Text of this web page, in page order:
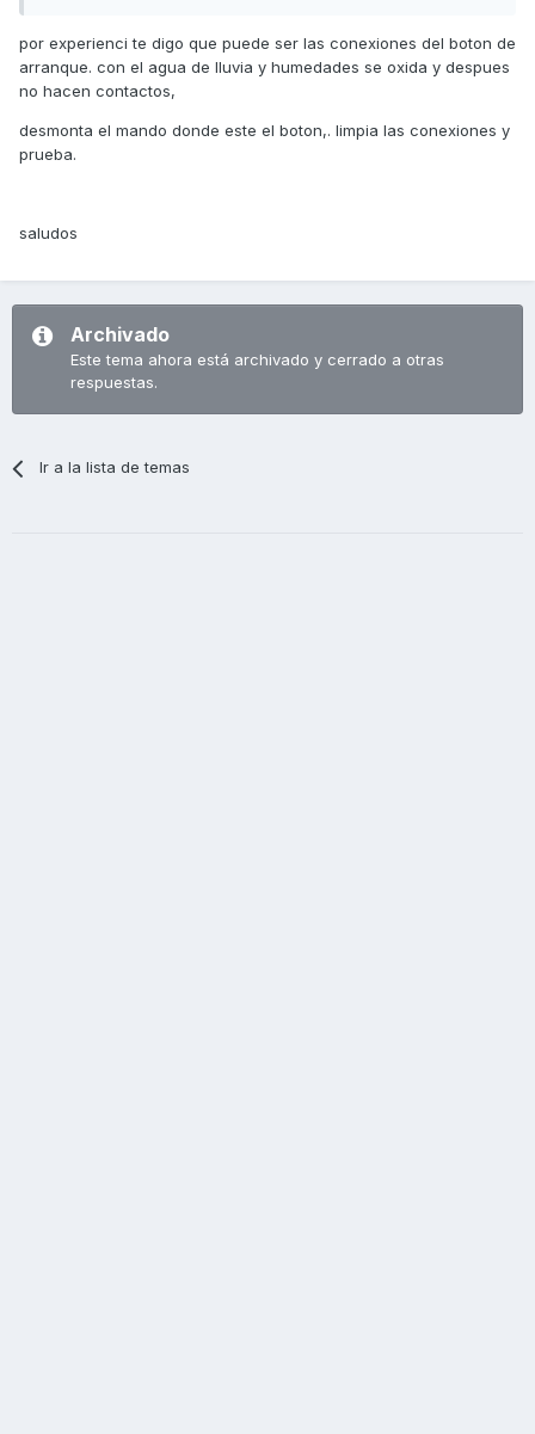
por experienci te digo que puede ser las conexiones del boton de
arranque. con el agua de lluvia y humedades se oxida y despues
no hacen contactos,
desmonta el mando donde este el boton,. limpia las conexiones y
prueba.
saludos
Archivado
Este tema ahora está archivado y cerrado a otras
respuestas.
Ir a la lista de temas